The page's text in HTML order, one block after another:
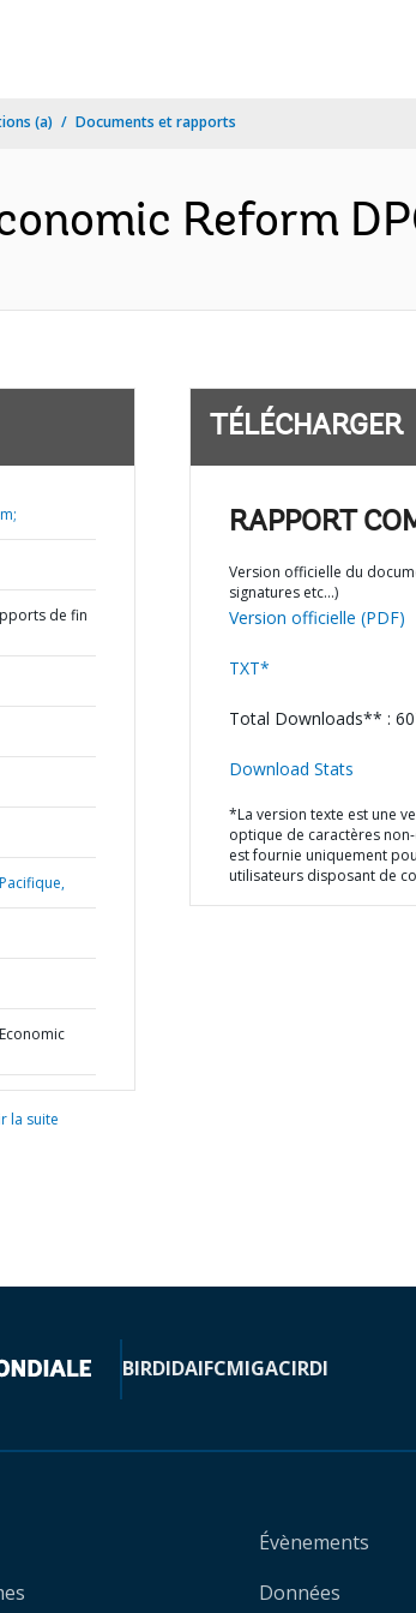
(a) Documents et rapports
Reform
de fin
la suite
TÉLÉCHARGER
RAPPORT
Version officielle du
signatures etc…)
Version officielle (PDF)
TXT*
Total Downloads** :
Download Stats
*La version texte est une
optique de caractères
est fournie uniquement
utilisateurs disposant de
BIRDIDAIFCMIGACIRDI
Évènements
Données